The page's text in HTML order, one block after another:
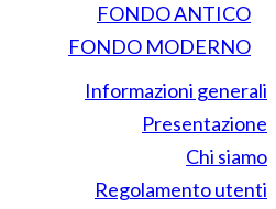
FONDO ANTICO
FONDO MODERNO
Informazioni generali
Presentazione
Chi siamo
Regolamento utenti